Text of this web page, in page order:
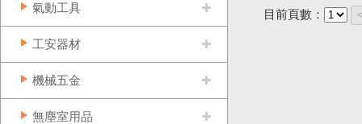
氣動工具
工安器材
機械五金
無塵室用品
目前頁數：